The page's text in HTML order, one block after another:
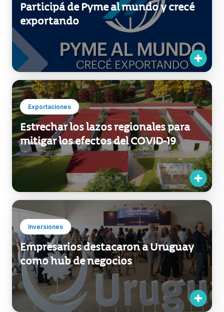
Participá de Pyme al mundo y crecé
exportando
Exportaciones
Estrechar los lazos regionales para
mitigar los efectos del COVID-19
Inversiones
Empresarios destacaron a Uruguay
como hub de negocios